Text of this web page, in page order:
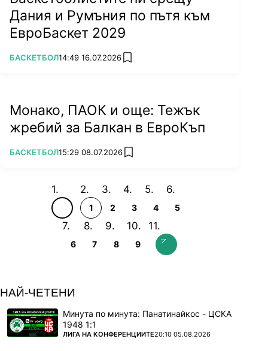
Дания и Румъния по пътя към
ЕвроБаскет 2029
ПОВЕЧЕ ОТ
БАСКЕТБОЛ14:49 16.07.2026 add favorites
Монако, ПАОК и още: Тежък
жребий за Балкан в ЕвроКъп
ПОВЕЧЕ ОТ
БАСКЕТБОЛ15:29 08.07.2026 add favorites
1 2 3 4 5
6 7 8 9
НАЙ-ЧЕТЕНИ
Минута по минута: Панатинайкос - ЦСКА
1948 1:1
ПОВЕЧЕ ОТ
ЛИГА НА КОНФЕРЕНЦИИТЕ20:10 05.08.2026